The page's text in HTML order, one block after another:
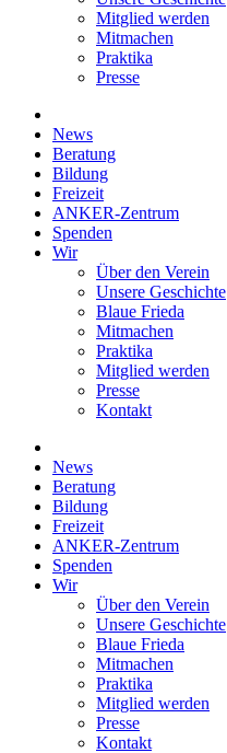
Mitglied werden
Mitmachen
Praktika
Presse
News
Beratung
Bildung
Freizeit
ANKER-Zentrum
Spenden
Wir
Über den Verein
Unsere Geschichte
Blaue Frieda
Mitmachen
Praktika
Mitglied werden
Presse
Kontakt
News
Beratung
Bildung
Freizeit
ANKER-Zentrum
Spenden
Wir
Über den Verein
Unsere Geschichte
Blaue Frieda
Mitmachen
Praktika
Mitglied werden
Presse
Kontakt